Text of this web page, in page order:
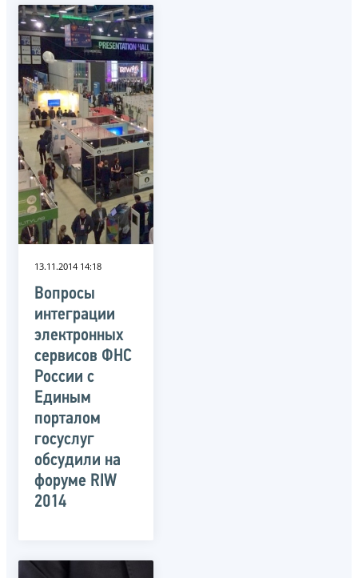
13.11.2014 14:18
Вопросы
интеграции
электронных
сервисов ФНС
России с
Единым
порталом
госуслуг
обсудили на
форуме RIW
2014